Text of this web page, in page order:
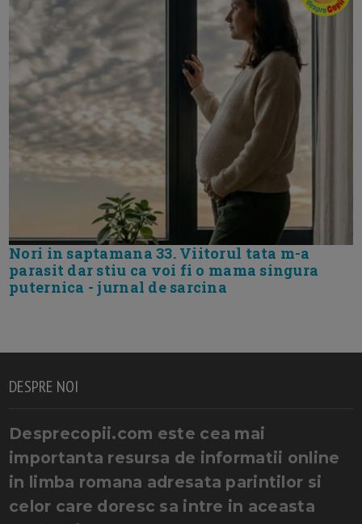
Nori in saptamana 33. Viitorul tata m-a
parasit dar stiu ca voi fi o mama singura
puternica - jurnal de sarcina
DESPRE NOI
Desprecopii.com este cea mai
importanta resursa de informatii online
in limba romana adresata parintilor si
celor care doresc sa intre in aceasta